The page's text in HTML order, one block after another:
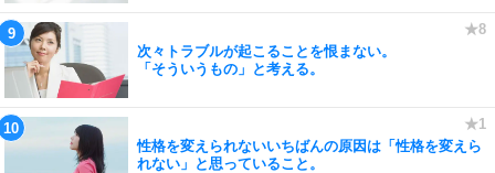
次々トラブルが起こることを恨まない。
「そういうもの」と考える。
性格を変えられないいちばんの原因は「性格を変えら
れない」と思っていること。